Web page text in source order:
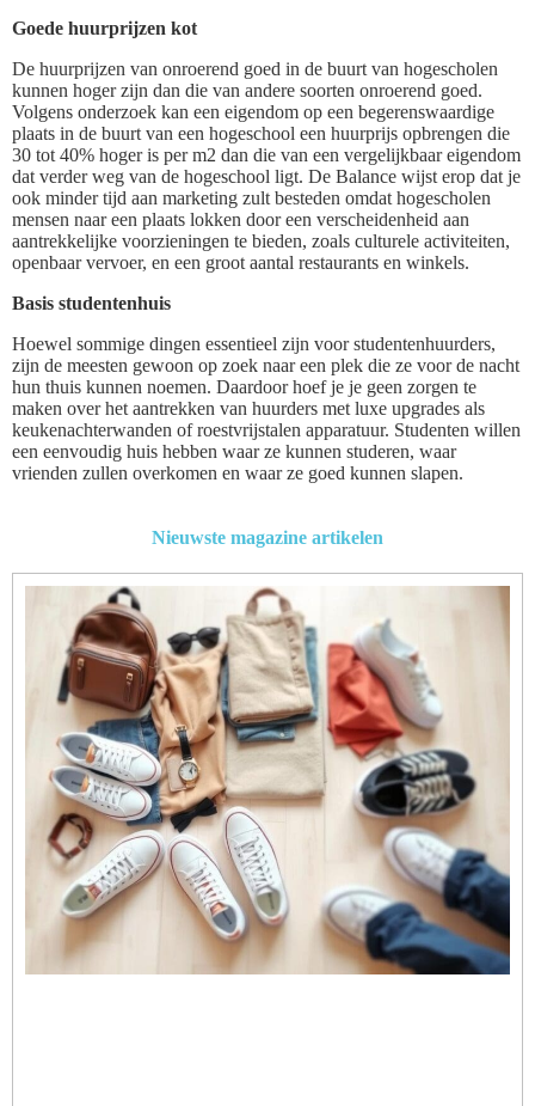
Goede huurprijzen kot
De huurprijzen van onroerend goed in de buurt van hogescholen
kunnen hoger zijn dan die van andere soorten onroerend goed.
Volgens onderzoek kan een eigendom op een begerenswaardige
plaats in de buurt van een hogeschool een huurprijs opbrengen die
30 tot 40% hoger is per m2 dan die van een vergelijkbaar eigendom
dat verder weg van de hogeschool ligt. De Balance wijst erop dat je
ook minder tijd aan marketing zult besteden omdat hogescholen
mensen naar een plaats lokken door een verscheidenheid aan
aantrekkelijke voorzieningen te bieden, zoals culturele activiteiten,
openbaar vervoer, en een groot aantal restaurants en winkels.
Basis studentenhuis
Hoewel sommige dingen essentieel zijn voor studentenhuurders,
zijn de meesten gewoon op zoek naar een plek die ze voor de nacht
hun thuis kunnen noemen. Daardoor hoef je je geen zorgen te
maken over het aantrekken van huurders met luxe upgrades als
keukenachterwanden of roestvrijstalen apparatuur. Studenten willen
een eenvoudig huis hebben waar ze kunnen studeren, waar
vrienden zullen overkomen en waar ze goed kunnen slapen.
Nieuwste magazine artikelen